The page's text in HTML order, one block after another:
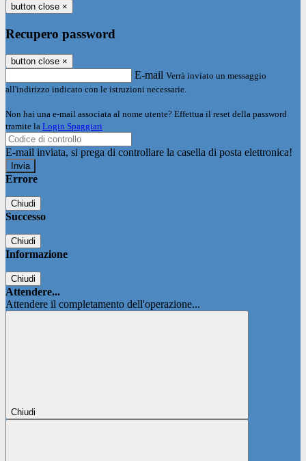
button close ×
Recupero password
button close ×
E-mail Verrà inviato un messaggio
all'indirizzo indicato con le istruzioni necessarie.
Non hai una e-mail associata al nome utente? Effettua il reset della password
tramite la Login Spaggiari
E-mail inviata, si prega di controllare la casella di posta elettronica!
Errore
Chiudi
Successo
Chiudi
Informazione
Chiudi
Attendere...
Attendere il completamento dell'operazione...
Chiudi